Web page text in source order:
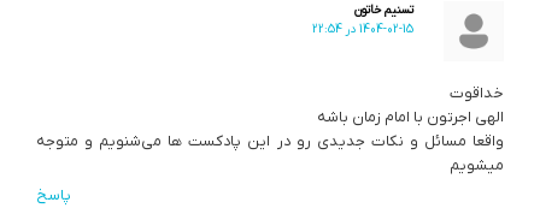
تسنیم خاتون
1404-02-15 در 22:54
خداقوت
الهی اجرتون با امام زمان باشه
واقعا مسائل و نکات جدیدی رو در این پادکست ها می‌شنویم و متوجه
میشویم
پاسخ